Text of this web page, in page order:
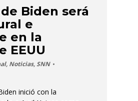
Biden será
e
en la
EEUU
, Noticias,SNN
inició con la